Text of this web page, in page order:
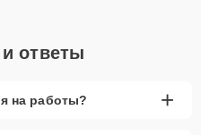
ответы
на работы? +